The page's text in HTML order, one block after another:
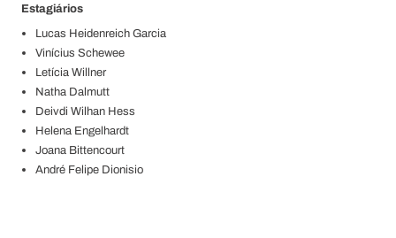
Estagiários
Lucas Heidenreich Garcia
Vinícius Schewee
Letícia Willner
Natha Dalmutt
Deivdi Wilhan Hess
Helena Engelhardt
Joana Bittencourt
André Felipe Dionisio